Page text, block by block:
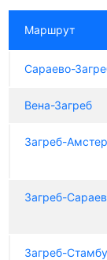
Маршрут
Сараево-
Вена-Загреб
Загреб-
Загреб-
Загреб-